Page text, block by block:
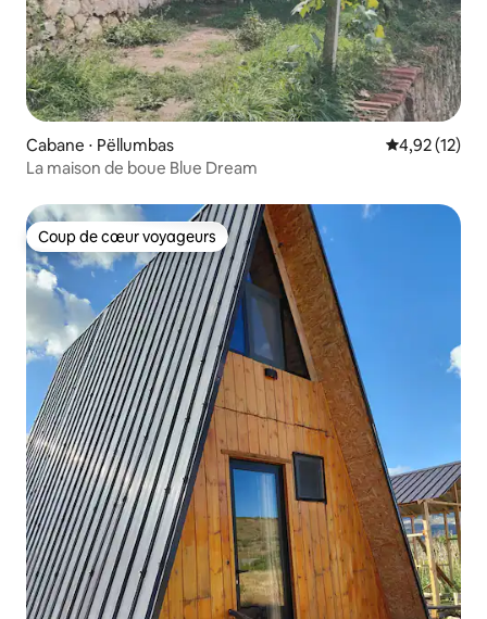
Cabane ⋅ Pëllumbas Évaluation
4,92 (12)
La maison de boue Blue Dream
Coup de cœur voyageurs
Coup de cœur voyageurs